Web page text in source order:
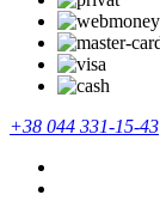
+38 044 331-15-43